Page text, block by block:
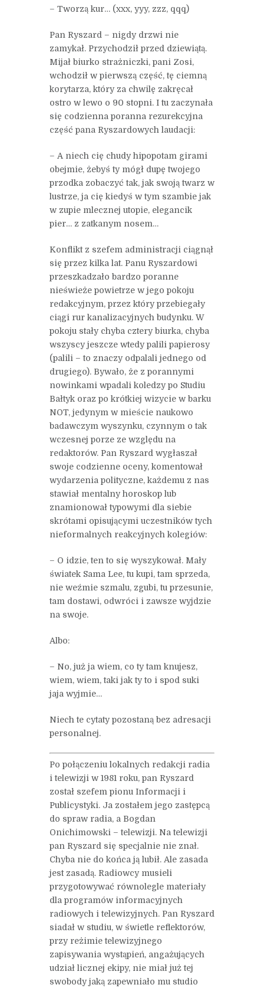
– Tworzą kur… (xxx, yyy, zzz, qqq)
Pan Ryszard – nigdy drzwi nie
zamykał. Przychodził przed dziewiątą.
Mijał biurko strażniczki, pani Zosi,
wchodził w pierwszą część, tę ciemną
korytarza, który za chwilę zakręcał
ostro w lewo o 90 stopni. I tu zaczynała
się codzienna poranna rezurekcyjna
część pana Ryszardowych laudacji:
– A niech cię chudy hipopotam girami
obejmie, żebyś ty mógł dupę twojego
przodka zobaczyć tak, jak swoją twarz w
lustrze, ja cię kiedyś w tym szambie jak
w zupie mlecznej utopie, elegancik
pier… z zatkanym nosem…
Konflikt z szefem administracji ciągnął
się przez kilka lat. Panu Ryszardowi
przeszkadzało bardzo poranne
nieświeże powietrze w jego pokoju
redakcyjnym, przez który przebiegały
ciągi rur kanalizacyjnych budynku. W
pokoju stały chyba cztery biurka, chyba
wszyscy jeszcze wtedy palili papierosy
(palili – to znaczy odpalali jednego od
drugiego). Bywało, że z porannymi
nowinkami wpadali koledzy po Studiu
Bałtyk oraz po krótkiej wizycie w barku
NOT, jedynym w mieście naukowo
badawczym wyszynku, czynnym o tak
wczesnej porze ze względu na
redaktorów. Pan Ryszard wygłaszał
swoje codzienne oceny, komentował
wydarzenia polityczne, każdemu z nas
stawiał mentalny horoskop lub
znamionował typowymi dla siebie
skrótami opisującymi uczestników tych
nieformalnych reakcyjnych kolegiów:
– O idzie, ten to się wyszykował. Mały
światek Sama Lee, tu kupi, tam sprzeda,
nie weźmie szmalu, zgubi, tu przesunie,
tam dostawi, odwróci i zawsze wyjdzie
na swoje.
Albo:
– No, już ja wiem, co ty tam knujesz,
wiem, wiem, taki jak ty to i spod suki
jaja wyjmie…
Niech te cytaty pozostaną bez adresacji
personalnej.
Po połączeniu lokalnych redakcji radia
i telewizji w 1981 roku, pan Ryszard
został szefem pionu Informacji i
Publicystyki. Ja zostałem jego zastępcą
do spraw radia, a Bogdan
Onichimowski – telewizji. Na telewizji
pan Ryszard się specjalnie nie znał.
Chyba nie do końca ją lubił. Ale zasada
jest zasadą. Radiowcy musieli
przygotowywać równolegle materiały
dla programów informacyjnych
radiowych i telewizyjnych. Pan Ryszard
siadał w studiu, w świetle reflektorów,
przy reżimie telewizyjnego
zapisywania wystąpień, angażujących
udział licznej ekipy, nie miał już tej
swobody jaką zapewniało mu studio